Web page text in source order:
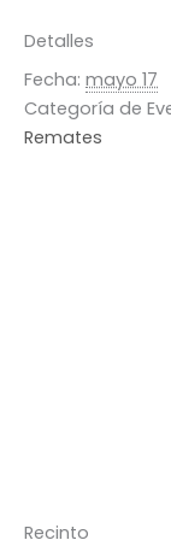
Detalles
Fecha: mayo 17
Categoría de
Remates
Recinto